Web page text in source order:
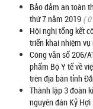
Bảo đảm an toàn
thứ 7 năm 2019 (
Hội nghị tổng kết
triển khai nhiệm
Công văn số 206/
phẩm Bộ Y tế về
trên địa bàn tỉnh
Thành lập 3 đoàn
nguyên đán Kỷ Hợi